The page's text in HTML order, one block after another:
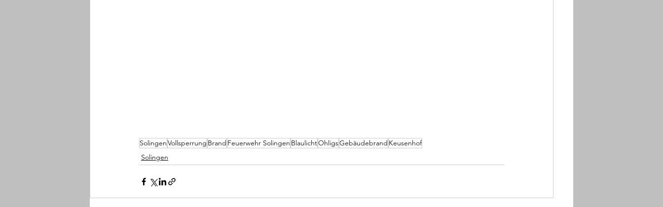
SolingenVollsperrung Brand Feuerwehr Solingen BlaulichtOhligsGebäudebrand Keusenhof
Solingen